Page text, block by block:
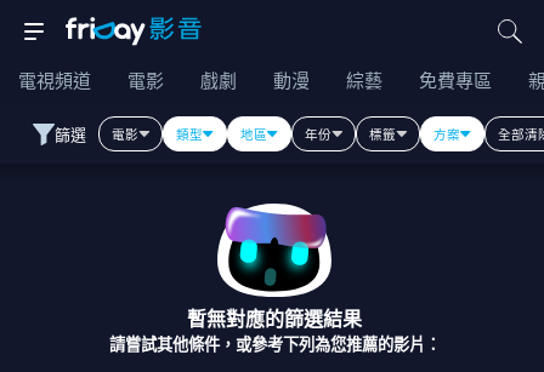
電視頻道 電影 戲劇 動漫 綜藝 免費專區
篩選 電影 類型 地區 年份 標籤 方案 全部清
暫無對應的篩選結果
請嘗試其他條件，或參考下列為您推薦的影片：